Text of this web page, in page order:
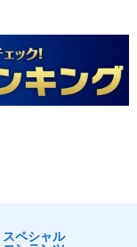
スペシャル